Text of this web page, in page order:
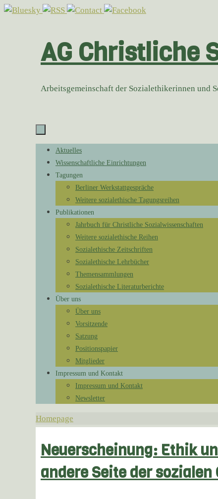
Zum
AG Christliche
Arbeitsgemeinschaft der Sozialethikerinnen und
Zum
Inhalt
springen
Aktuelles
Wissenschaftliche Einrichtungen
Tagungen
Berliner Werkstattgespräche
Weitere sozialethische Tagungsreihen
Publikationen
Jahrbuch für Christliche Sozialwissenschaften
Weitere sozialethische Reihen
Sozialethische Zeitschriften
Sozialethische Lehrbücher
Themensammlungen
Sozialethische Literaturberichte
Über uns
Über uns
Vorsitzende
Satzung
Positionspapier
Mitglieder
Impressum und Kontakt
Impressum und Kontakt
Newsletter
Homepage
Neuerscheinung: Ethik
andere Seite der